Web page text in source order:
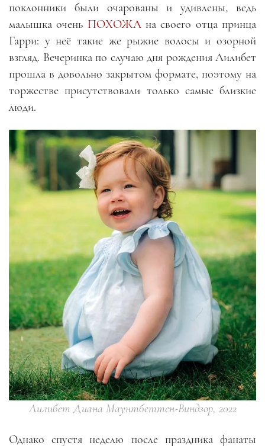
поклонники были очарованы и удивлены, ведь
малышка очень ПОХОЖАна своего отца принца
Гарри: у неё такие же рыжие волосы и озорной
взгляд. Вечеринка по случаю дня рождения Лилибет
прошла в довольно закрытом формате, поэтому на
торжестве присутствовали только самые близкие
люди.
Лилибет Диана Маунтбеттен-Виндзор, 2022
Однако спустя неделю после праздника фанаты